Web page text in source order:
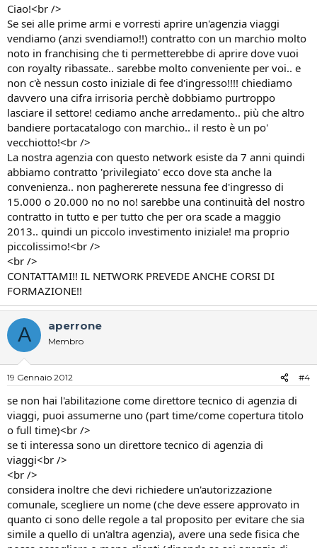
Ciao!<br />
Se sei alle prime armi e vorresti aprire un'agenzia viaggi
vendiamo (anzi svendiamo!!) contratto con un marchio molto
noto in franchising che ti permetterebbe di aprire dove vuoi
con royalty ribassate.. sarebbe molto conveniente per voi.. e
non c'è nessun costo iniziale di fee d'ingresso!!!! chiediamo
davvero una cifra irrisoria perchè dobbiamo purtroppo
lasciare il settore! cediamo anche arredamento.. più che altro
bandiere portacatalogo con marchio.. il resto è un po'
vecchiotto!<br />
La nostra agenzia con questo network esiste da 7 anni quindi
abbiamo contratto 'privilegiato' ecco dove sta anche la
convenienza.. non paghererete nessuna fee d'ingresso di
15.000 o 20.000 no no no! sarebbe una continuità del nostro
contratto in tutto e per tutto che per ora scade a maggio
2013.. quindi un piccolo investimento iniziale! ma proprio
piccolissimo!<br />
<br />
CONTATTAMI!! IL NETWORK PREVEDE ANCHE CORSI DI
FORMAZIONE!!
A aperrone
Membro
19 Gennaio 2012 #4
se non hai l'abilitazione come direttore tecnico di agenzia di
viaggi, puoi assumerne uno (part time/come copertura titolo
o full time)<br />
se ti interessa sono un direttore tecnico di agenzia di
viaggi<br />
<br />
considera inoltre che devi richiedere un'autorizzazione
comunale, scegliere un nome (che deve essere approvato in
quanto ci sono delle regole a tal proposito per evitare che sia
simile a quello di un'altra agenzia), avere una sede fisica che